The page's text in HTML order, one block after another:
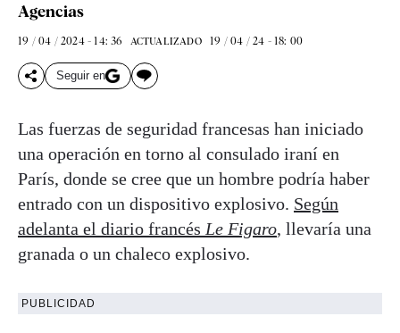
Agencias
19 / 04 / 2024 - 14: 36 ACTUALIZADO 19 / 04 / 24 - 18: 00
Seguir en
Las fuerzas de seguridad francesas han iniciado
una operación en torno al consulado iraní en
París, donde se cree que un hombre podría haber
entrado con un dispositivo explosivo. Según
adelanta el diario francés Le Figaro, llevaría una
granada o un chaleco explosivo.
PUBLICIDAD